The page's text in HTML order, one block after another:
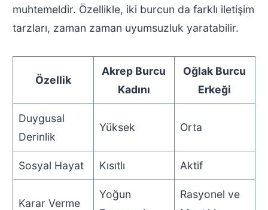
muhtemeldir. Özellikle, iki burcun da farklı iletişim
tarzları, zaman zaman uyumsuzluk yaratabilir.
Özellik
Akrep Burcu
Kadını
Oğlak Burcu
Erkeği
Duygusal
Derinlik
Yüksek Orta
Sosyal Hayat Kısıtlı Aktif
Karar Verme
Yoğun
Rasyonel ve